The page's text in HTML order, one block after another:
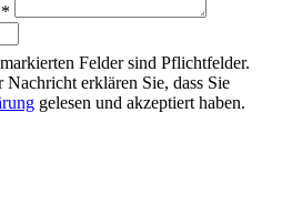
*
Felder sind Pflichtfelder.
erklären Sie, dass Sie
gelesen und akzeptiert haben.